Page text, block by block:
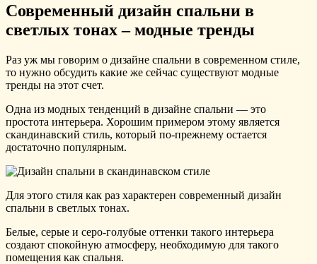
Современный дизайн спальни в
светлых тонах – модные тренды
Раз уж мы говорим о дизайне спальни в современном стиле,
то нужно обсудить какие же сейчас существуют модные
тренды на этот счет.
Одна из модных тенденций в дизайне спальни — это
простота интерьера. Хорошим примером этому является
скандинавский стиль, который по-прежнему остается
достаточно популярным.
Для этого стиля как раз характерен современный дизайн
спальни в светлых тонах.
Белые, серые и серо-голубые оттенки такого интерьера
создают спокойную атмосферу, необходимую для такого
помещения как спальня.